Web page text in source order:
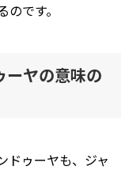
です。
ーヤの意味の
ドゥーヤも、ジャ